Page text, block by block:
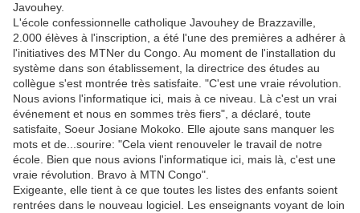
Javouhey.
L'école confessionnelle catholique Javouhey de Brazzaville,
2.000 élèves à l'inscription, a été l'une des premières a adhérer à
l'initiatives des MTNer du Congo. Au moment de l'installation du
système dans son établissement, la directrice des études au
collègue s'est montrée très satisfaite. "C'est une vraie révolution.
Nous avions l'informatique ici, mais à ce niveau. Là c'est un vrai
événement et nous en sommes très fiers", a déclaré, toute
satisfaite, Soeur Josiane Mokoko. Elle ajoute sans manquer les
mots et de...sourire: "Cela vient renouveler le travail de notre
école. Bien que nous avions l'informatique ici, mais là, c'est une
vraie révolution. Bravo à MTN Congo".
Exigeante, elle tient à ce que toutes les listes des enfants soient
rentrées dans le nouveau logiciel. Les enseignants voyant de loin